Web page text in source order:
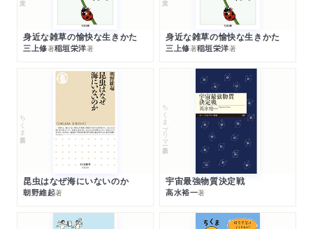
身近な雑草の愉快な生きかた
三上修著稲垣栄洋著
身近な雑草の愉快な生きかた
三上修著稲垣栄洋著
ちくま新書
昆虫はなぜ海にいないのか
朝野維起著
ちくまプリマー新書
宇宙最強物質決定戦
高水裕一著